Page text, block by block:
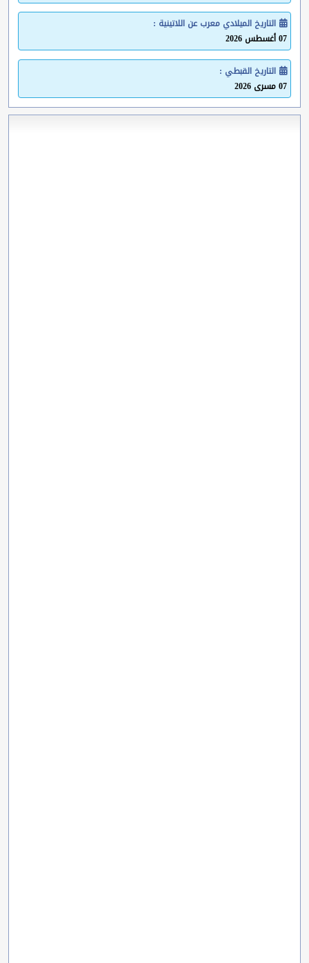
التاريخ الميلادي معرب عن اللاتينية :
07 أغسطس 2026
التاريخ القبطي :
07 مسرى 2026